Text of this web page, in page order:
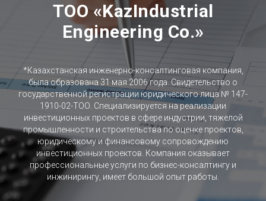
TOO «KazIndustrial
Engineering Co.»
*Казахстанская инженерно-консалтинговая компания,
была образована 31 мая 2006 года. Свидетельство о
государственной регистрации юридического лица № 147-
1910-02-ТОО. Специализируется на реализации
инвестиционных проектов в сфере индустрии, тяжелой
промышленности и строительства по оценке проектов,
юридическому и финансовому сопровождению
инвестиционных проектов. Компания оказывает
профессиональные услуги по бизнес-консалтингу и
инжинирингу, имеет большой опыт работы.